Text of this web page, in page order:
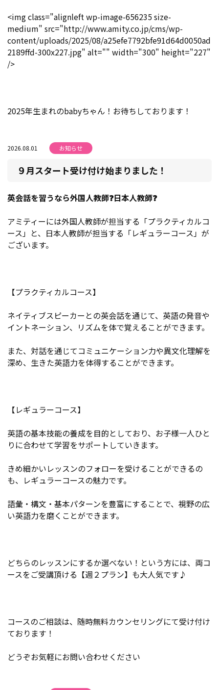
<img class="alignleft wp-image-656235 size-
medium" src="http://www.amity.co.jp/cms/wp-
content/uploads/2025/08/a25efe7792bfe91d64d0050ad
2189ffd-300x227.jpg" alt="" width="300" height="227"
/>
2025年生まれのbabyちゃん！お待ちしております！
2026.08.01 お知らせ
９月スタート受け付け始まりました！
英会話を習うなら外国人教師❓日本人教師❓
アミティーには外国人教師が担当する「プラクティカルコ
ース」と、日本人教師が担当する「レギュラーコース」が
ございます。
【プラクティカルコース】
ネイティブスピーカーとの英会話を通じて、英語の発音や
イントネーション、リズムを体で覚えることができます。
また、対話を通じてコミュニケーション力や異文化理解を
深め、生きた英語力を体得することができます。
【レギュラーコース】
英語の基本技能の養成を目的としており、お子様一人ひと
りに合わせて学習をサポートしていきます。
きめ細かいレッスンのフォローを受けることができるの
も、レギュラーコースの魅力です。
語彙・構文・基本パターンを豊富にすることで、視野の広
い英語力を磨くことができます。
どちらのレッスンにするか選べない！という方には、両コ
ースをご受講頂ける【週２プラン】も大人気です♪
コースのご相談は、随時無料カウンセリングにて受け付け
ております！
どうぞお気軽にお問い合わせください